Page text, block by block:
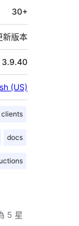
30+
新版本
3.9.40
(US)
clients
docs
5 星